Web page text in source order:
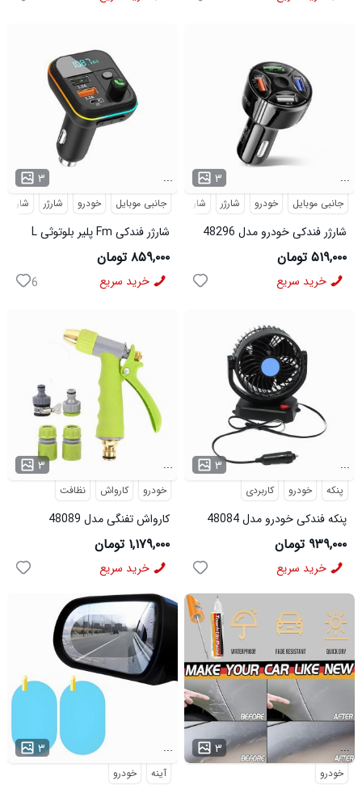
۳ ...
جانبی موبایل خودرو شارژر شارژر
شارژر فندکی Fm پلیر بلوتوثی L
05 مدل 50820
۸۵۹,۰۰۰ تومان
خرید سریع 6
۳ ...
جانبی موبایل خودرو شارژر شارژر فندکی
شارژر فندکی خودرو مدل 48296
۵۱۹,۰۰۰ تومان
خرید سریع
۳ ...
خودرو کارواش نظافت
کارواش تفنگی مدل 48089
۱,۱۷۹,۰۰۰ تومان
خرید سریع
۳ ...
پنکه خودرو کاربردی
پنکه فندکی خودرو مدل 48084
۹۳۹,۰۰۰ تومان
خرید سریع
۳ ...
آینه خودرو
۳ ...
خودرو